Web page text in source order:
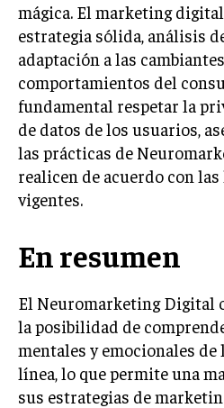
ÉTICA EMPRESARIAL
SOCIAL
Acerca de Últimas entradas
experiencia, uso la
poesía y el ajedrez, siempre busco
historia.
Aparece en periódicos digitales
Infórmate aquí.
mágica. El marketing
estrategia sólida, análisis
adaptación a las
comportamientos del
fundamental respetar la
de datos de los usuarios,
las prácticas de
realicen de acuerdo con
vigentes.
En resumen
El Neuromarketing Digital
la posibilidad de
mentales y emocionales
línea, lo que permite una
sus estrategias de